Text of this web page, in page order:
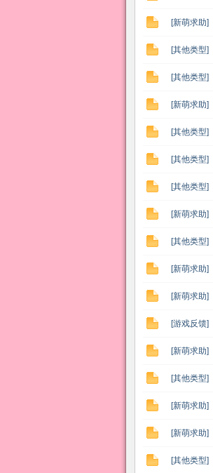
[新萌求助]
[其他类型]
[其他类型]
[新萌求助]
[其他类型]
[其他类型]
[其他类型]
[新萌求助]
[其他类型]
[新萌求助]
[新萌求助]
[游戏反馈]
[新萌求助]
[其他类型]
[新萌求助]
[新萌求助]
[其他类型]